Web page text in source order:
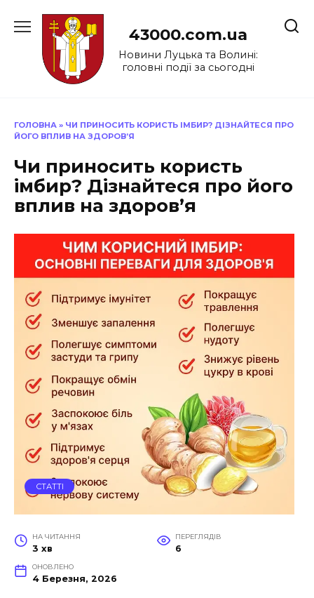
до
43000.com.ua
Новини Луцька та Волині:
головні події за сьогодні
ГОЛОВНА » ЧИ ПРИНОСИТЬ КОРИСТЬ ІМБИР? ДІЗНАЙТЕСЯ ПРО
ЙОГО ВПЛИВ НА ЗДОРОВ’Я
Чи приносить користь
імбир? Дізнайтеся про його
вплив на здоров’я
СТАТТІ
НА ЧИТАННЯ
3 хв
ПЕРЕГЛЯДІВ
6
ОНОВЛЕНО
4 Березня, 2026